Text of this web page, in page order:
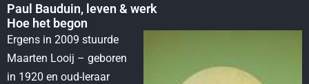
Paul Bauduin, leven & werk
Hoe het begon
Ergens in 2009 stuurde
Maarten Looij – geboren
in 1920 en oud-leraar